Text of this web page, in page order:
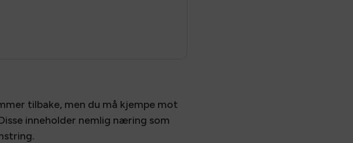
tilbake, men du må kjempe mot
inneholder nemlig næring som